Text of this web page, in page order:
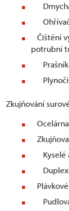
Čištění
potrubní
Prašník
Zkujňování
Ocelárna
Kyselé